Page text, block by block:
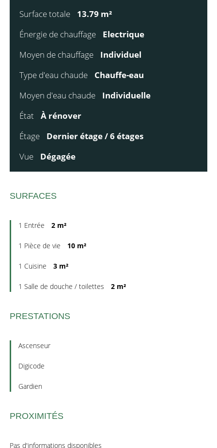
Surface totale
13.79 m²
Énergie de chauffage
Electrique
Moyen de chauffage
Individuel
Type d'eau chaude
Chauffe-eau
Moyen d'eau chaude
Individuelle
État
À rénover
Étage
Dernier étage / 6 étages
Vue
Dégagée
SURFACES
1 Entrée 2 m²
1 Pièce de vie 10 m²
1 Cuisine 3 m²
1 Salle de douche / toilettes 2 m²
PRESTATIONS
Ascenseur
Digicode
Gardien
PROXIMITÉS
Pas d'informations disponibles